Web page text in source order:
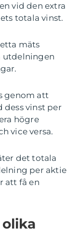
vid den extra
totala vinst.
mäts
utdelningen
genom att
dess vinst per
högre
vice versa.
det totala
per aktie
att få en